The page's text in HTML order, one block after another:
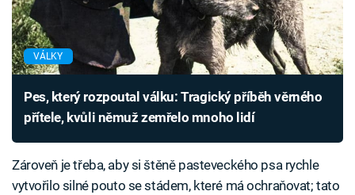
VÁLKY
Pes, který rozpoutal válku: Tragický příběh věrného
přítele, kvůli němuž zemřelo mnoho lidí
Zároveň je třeba, aby si štěně pasteveckého psa rychle
vytvořilo silné pouto se stádem, které má ochraňovat; tato